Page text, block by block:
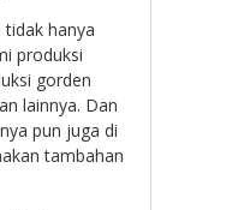
hanya
produksi
gorden
lainnya. Dan
pun juga di
tambahan